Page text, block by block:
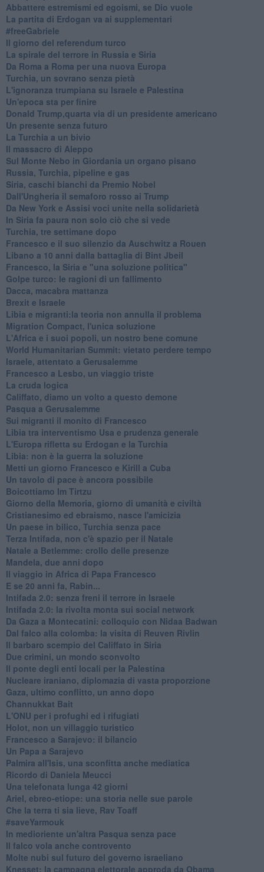
Abbattere estremismi ed egoismi, se Dio vuole
La partita di Erdogan va ai supplementari
#freeGabriele
Il giorno del referendum turco
La spirale del terrore in Russia e Siria
Da Roma a Roma per una nuova Europa
Turchia, un sovrano senza pietà
L'ignoranza trumpiana su Israele e Palestina
Un'epoca sta per finire
Donald Trump,quarta via di un presidente americano
Un presente senza futuro
La Turchia a un bivio
Il massacro di Aleppo
Sul Monte Nebo in Giordania un organo pisano
Russia, Turchia, pipeline e gas
Siria, caschi bianchi da Premio Nobel
Dall'Ungheria il semaforo rosso ai Trump
Da New York e Assisi voci unite nella solidarietà
In Siria fa paura non solo ciò che si vede
Turchia, tre settimane dopo
Francesco e il suo silenzio da Auschwitz a Rouen
Libano a 10 anni dalla battaglia di Bint Jbeil
Francesco, la Siria e "una soluzione politica"
Golpe turco: le ragioni di un fallimento
Dacca, macabra mattanza
Brexit e Israele
Libia e migranti:la teoria non annulla il problema
Migration Compact, l'unica soluzione
L'Africa e i suoi popoli, un nostro bene comune
World Humanitarian Summit: vietato perdere tempo
Israele, attentato a Gerusalemme
Francesco a Lesbo, un viaggio triste
La cruda logica
Califfato, diamo un volto a questo demone
Pasqua a Gerusalemme
Sui migranti il monito di Francesco
Libia tra interventismo Usa e prudenza generale
L'Europa rifletta su Erdogan e la Turchia
Libia: non è la guerra la soluzione
Metti un giorno Francesco e Kirill a Cuba
Un tavolo di pace è ancora possibile
Boicottiamo Im Tirtzu
Giorno della Memoria, giorno di umanità e civiltà
Cristianesimo ed ebraismo, nasce l'amicizia
Un paese in bilico, Turchia senza pace
Terza Intifada, non c'è spazio per il Natale
Natale a Betlemme: crollo delle presenze
Mandela, due anni dopo
Il viaggio in Africa di Papa Francesco
E se 20 anni fa, Rabin...
Intifada 2.0: senza freni il terrore in Israele
Intifada 2.0: la rivolta monta sui social network
Da Gaza a Montecatini: colloquio con Nidaa Badwan
Dal falco alla colomba: la visita di Reuven Rivlin
Il barbaro scempio del Califfato in Siria
Due crimini, un mondo sconvolto
Il ponte degli enti locali per la Palestina
Nucleare iraniano, diplomazia di vasta proporzione
Gaza, ultimo conflitto, un anno dopo
Channukkat Bait
L'ONU per i profughi ed i rifugiati
Holot, non un villaggio turistico
Francesco a Sarajevo: il bilancio
Un Papa a Sarajevo
Palmira all'Isis, una sconfitta anche mediatica
Ricordo di Daniela Meucci
​Una telefonata lunga 42 giorni
​Ariel, ebreo-etiope: una storia nelle sue parole
Che la terra ti sia lieve, Rav Toaff
​#saveYarmouk
​In medioriente un'altra Pasqua senza pace
​Il falco vola anche controvento
Molte nubi sul futuro del governo israeliano
Knesset: la campagna elettorale approda da Obama